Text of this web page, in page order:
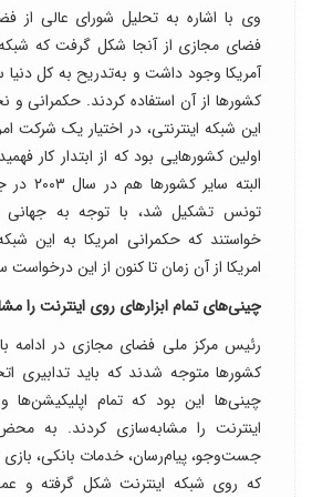
وی با اشاره به تحلیل شورای عالی از
فضای مجازی از آنجا شکل گرفت که
آمریکا وجود داشت و به‌تدریح به کل دنیا
کشورها از آن استفاده کردند. حکمرانی و
این شبکه اینترنتی، در اختیار یک شرکت
اولین کشورهایی بود که از ابتدار کار
البته
تونس تشکیل شد، با توجه به جهانی
خواستند که حکمرانی امریکا به این
امریکا از آن زمان تا کنون از این
چینی‌های تمام ابزارهای روی اینترنت را
رئیس مرکز ملی فضای مجازی در ادامه با
کشورها متوجه شدند که باید تدابیری
چینی‌ها این بود که تمام اپلیکیشن‌ها
اینترنت را مشابه‌سازی کردند. به
جست‌وجو، پیام‌رسان، خدمات بانکی، بازی
که روی شبکه اینترنت شکل گرفته و